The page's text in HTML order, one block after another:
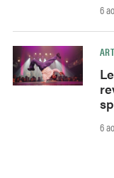
6
6